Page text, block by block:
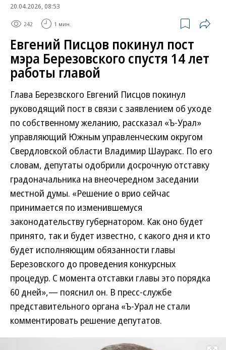
20.04.2026, 08:53
242 1 мин.
Евгений Писцов покинул пост
мэра Березовского спустя 14 лет
работы главой
Глава Березвского Евгений Писцов покинул
руководящий пост в связи с заявлением об уходе
по собственному желанию, рассказал «Ъ-Урал»
управляющий Южным управленческим округом
Свердловской области Владимир Шауракс. По его
словам, депутаты одобрили досрочную отставку
градоначальника на внеочередном заседании
местной думы. «Решение о врио сейчас
принимается по изменившемуся
законодательству губернатором. Как оно будет
принято, так и будет известно, с какого дня и кто
будет исполняющим обязанности главы
Березовского до проведения конкурсных
процедур. С момента отставки главы это порядка
60 дней»,— пояснил он. В пресс-службе
представительного органа «Ъ-Урал не стали
комментировать решение депутатов.